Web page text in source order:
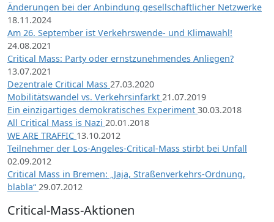
Änderungen bei der Anbindung gesellschaftlicher Netzwerke
18.11.2024
Am 26. September ist Verkehrswende- und Klimawahl!
24.08.2021
Critical Mass: Party oder ernstzunehmendes Anliegen?
13.07.2021
Dezentrale Critical Mass 27.03.2020
Mobilitätswandel vs. Verkehrsinfarkt 21.07.2019
Ein einzigartiges demokratisches Experiment 30.03.2018
All Critical Mass is Nazi 20.01.2018
WE ARE TRAFFIC 13.10.2012
Teilnehmer der Los-Angeles-Critical-Mass stirbt bei Unfall
02.09.2012
Critical Mass in Bremen: „Jaja, Straßenverkehrs-Ordnung,
blabla“ 29.07.2012
Critical-Mass-Aktionen